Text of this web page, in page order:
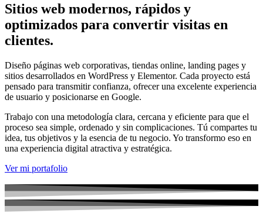
Sitios web modernos, rápidos y
optimizados para convertir visitas en
clientes.
Diseño páginas web corporativas, tiendas online, landing pages y
sitios desarrollados en WordPress y Elementor. Cada proyecto está
pensado para transmitir confianza, ofrecer una excelente experiencia
de usuario y posicionarse en Google.
Trabajo con una metodología clara, cercana y eficiente para que el
proceso sea simple, ordenado y sin complicaciones. Tú compartes tu
idea, tus objetivos y la esencia de tu negocio. Yo transformo eso en
una experiencia digital atractiva y estratégica.
Ver mi portafolio